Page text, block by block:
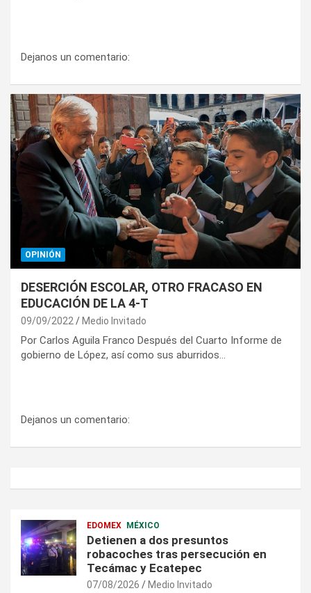
Dejanos un comentario:
OPINIÓN
DESERCIÓN ESCOLAR, OTRO FRACASO EN
EDUCACIÓN DE LA 4-T
09/09/2022 Medio Invitado
Por Carlos Aguila Franco Después del Cuarto Informe de
gobierno de López, así como sus aburridos…
Dejanos un comentario:
EDOMEX MÉXICO
Detienen a dos presuntos
robacoches tras persecución en
Tecámac y Ecatepec
07/08/2026 Medio Invitado